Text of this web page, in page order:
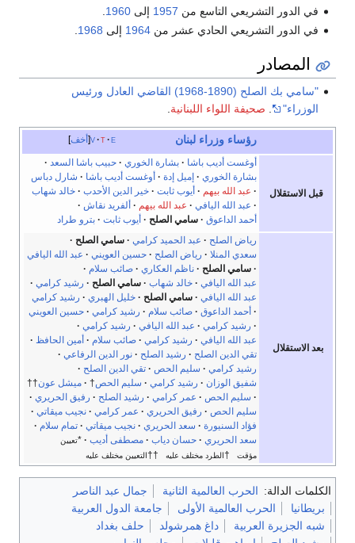
في الدور التشريعي التاسع من 1957 إلى1960
.
في الدور التشريعي الحادي عشر من1964 إلى 1968
المصادر
"سامي بك الصلح (1890-1968) القاضي العادل ورئيس
الوزراء"
صحيفة اللواء اللبنانية
أخف v t e رؤساء وزراء لبنان
قبل الاستقلال
أوغست أديب باشا بشارة الخوري
حبيب باشا السعد
بشارة الخوري
إميل إدة أوغست أديب باشا
شارل دباس
عبد الله بيهم
أيوب ثابت خير الدين الأحدب
خالد شهاب
عبد الله اليافي
عبد الله بيهم
ألفريد نقاش
أحمد الداعوق
سامي الصلح أيوب ثابت بترو طراد
بعد الاستقلال
رياض الصلح عبد الحميد كرامي
سامي الصلح
سعدي المنلا
رياض الصلح حسين العويني
عبد الله اليافي
سامي الصلح
ناظم العكاري
صائب سلام
عبد الله اليافي
خالد شهاب سامي الصلح
رشيد كرامي
عبد الله اليافي
سامي الصلح خليل الهبري
رشيد كرامي
أحمد الداعوق
صائب سلام رشيد كرامي
حسين العويني
رشيد كرامي
عبد الله اليافي
رشيد كرامي
عبد الله اليافي
رشيد كرامي صائب سلام
أمين الحافظ
تقي الدين الصلح
رشيد الصلح
نور الدين الرفاعي
رشيد كرامي
سليم الحص
تقي الدين الصلح
شفيق الوزان
رشيد كرامي سليم الحص† ميشل عون††
سليم الحص
عمر كرامي رشيد الصلح
رفيق الحريري
سليم الحص
رفيق الحريري عمر كرامي
نجيب ميقاتي
فؤاد السنيورة
سعد الحريري نجيب ميقاتي
تمام سلام
سعد الحريري
حسان دياب مصطفى أديب *تعيين
مؤقت
† الطرد مختلف عليه †† التعيين مختلف عليه
الكلمات الدالة: الحرب العالمية الثانية
جمال عبد الناصر
بريطانيا
الحرب العالمية الأولى
جامعة الدول العربية
شبه الجزيرة العربية
داغ همرشولد
حلف بغداد